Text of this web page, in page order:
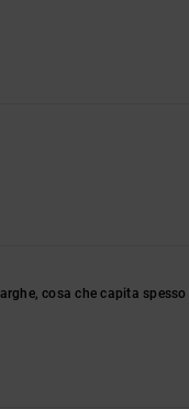
cosa che capita